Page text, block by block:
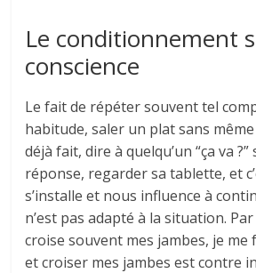
Le conditionnement
conscience
Le fait de répéter souvent tel
habitude, saler un plat sans même
déjà fait, dire à quelqu’un “ça va
réponse, regarder sa tablette, et
s’installe et nous influence à
n’est pas adapté à la situation.
croise souvent mes jambes, je me
et croiser mes jambes est contre